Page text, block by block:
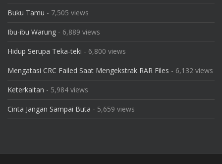
Buku Tamu - 7,505 views
Ibu-ibu Warung - 6,889 views
Hidup Serupa Teka-teki - 6,800 views
Mengatasi CRC Failed Saat Mengekstrak RAR Files - 6,132 views
Keterkaitan - 5,984 views
Cinta Jangan Sampai Buta - 5,659 views